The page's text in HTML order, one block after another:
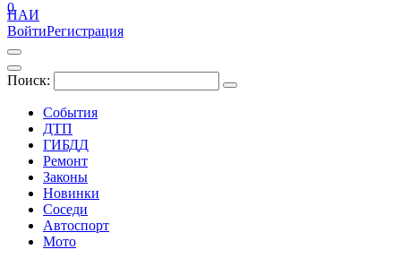
ПАИ
ВойтиРегистрация
Поиск:
События
ДТП
ГИБДД
Ремонт
Законы
Новинки
Соседи
Автоспорт
Мото
0